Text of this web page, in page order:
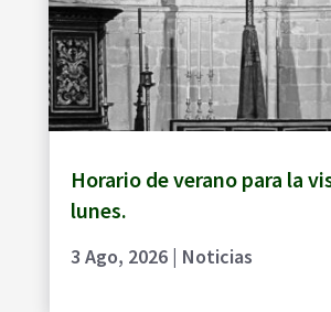
Horario de verano para la
lunes.
3 Ago, 2026| Noticias